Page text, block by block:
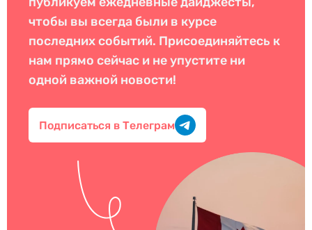
чтобы вы всегда были в курсе
последних событий. Присоединяйтесь к
нам прямо сейчас и не упустите ни
одной важной новости!
Подписаться в Телеграм